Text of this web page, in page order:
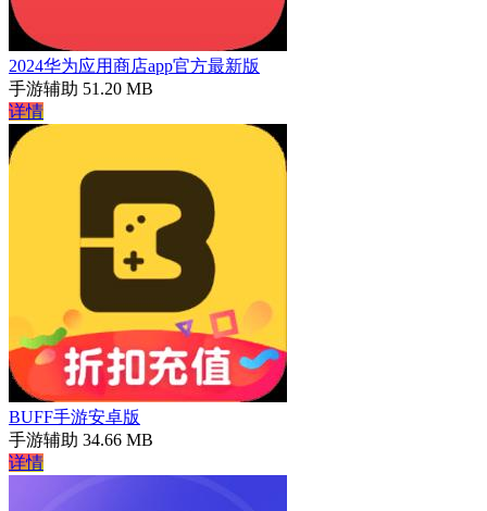
2024华为应用商店app官方最新版
手游辅助 51.20 MB
详情
BUFF手游安卓版
手游辅助 34.66 MB
详情